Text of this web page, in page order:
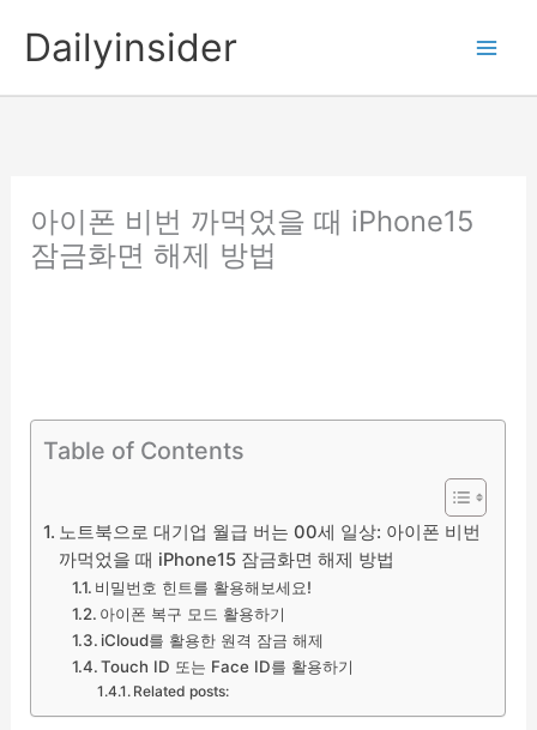
Dailyinsider
아이폰 비번 까먹었을 때 iPhone15
잠금화면 해제 방법
Table of Contents
노트북으로 대기업 월급 버는 00세 일상: 아이폰 비번
까먹었을 때 iPhone15 잠금화면 해제 방법
비밀번호 힌트를 활용해보세요!
아이폰 복구 모드 활용하기
iCloud를 활용한 원격 잠금 해제
Touch ID 또는 Face ID를 활용하기
Related posts: